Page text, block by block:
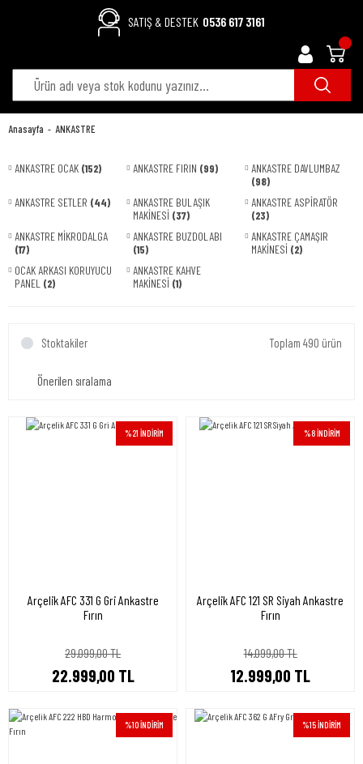
SATIŞ & DESTEK 0536 617 3161
Anasayfa ANKASTRE
ANKASTRE OCAK (152) ANKASTRE FIRIN (99)
ANKASTRE DAVLUMBAZ
(98)
ANKASTRE SETLER (44)
ANKASTRE BULAŞIK
MAKİNESİ (37)
ANKASTRE ASPİRATÖR
(23)
ANKASTRE MİKRODALGA
(17)
ANKASTRE BUZDOLABI
(15)
ANKASTRE ÇAMAŞIR
MAKİNESİ (2)
OCAK ARKASI KORUYUCU
PANEL (2)
ANKASTRE KAHVE
MAKİNESİ (1)
Stoktakiler Toplam 490 ürün
%21 İNDİRİM
Arçelik AFC 331 G Gri Ankastre
Fırın
29.099,00 TL
22.999,00 TL
%8 İNDİRİM
Arçelik AFC 121 SR Siyah Ankastre
Fırın
14.099,00 TL
12.999,00 TL
%10 İNDİRİM %15 İNDİRİM